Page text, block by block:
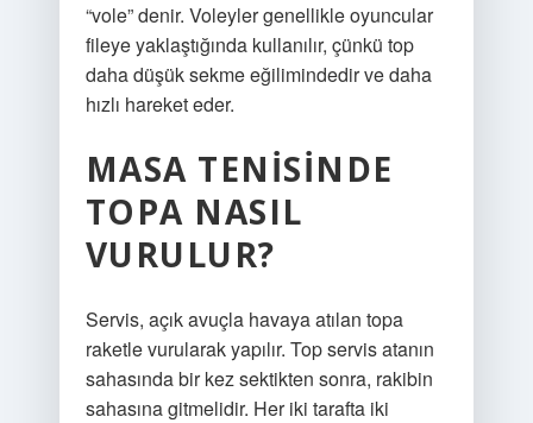
“vole” denir. Voleyler genellikle oyuncular
fileye yaklaştığında kullanılır, çünkü top
daha düşük sekme eğilimindedir ve daha
hızlı hareket eder.
MASA TENISINDE
TOPA NASIL
VURULUR?
Servis, açık avuçla havaya atılan topa
raketle vurularak yapılır. Top servis atanın
sahasında bir kez sektikten sonra, rakibin
sahasına gitmelidir. Her iki tarafta iki